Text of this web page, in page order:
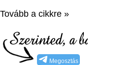
Tovább a cikkre »
Megosztás